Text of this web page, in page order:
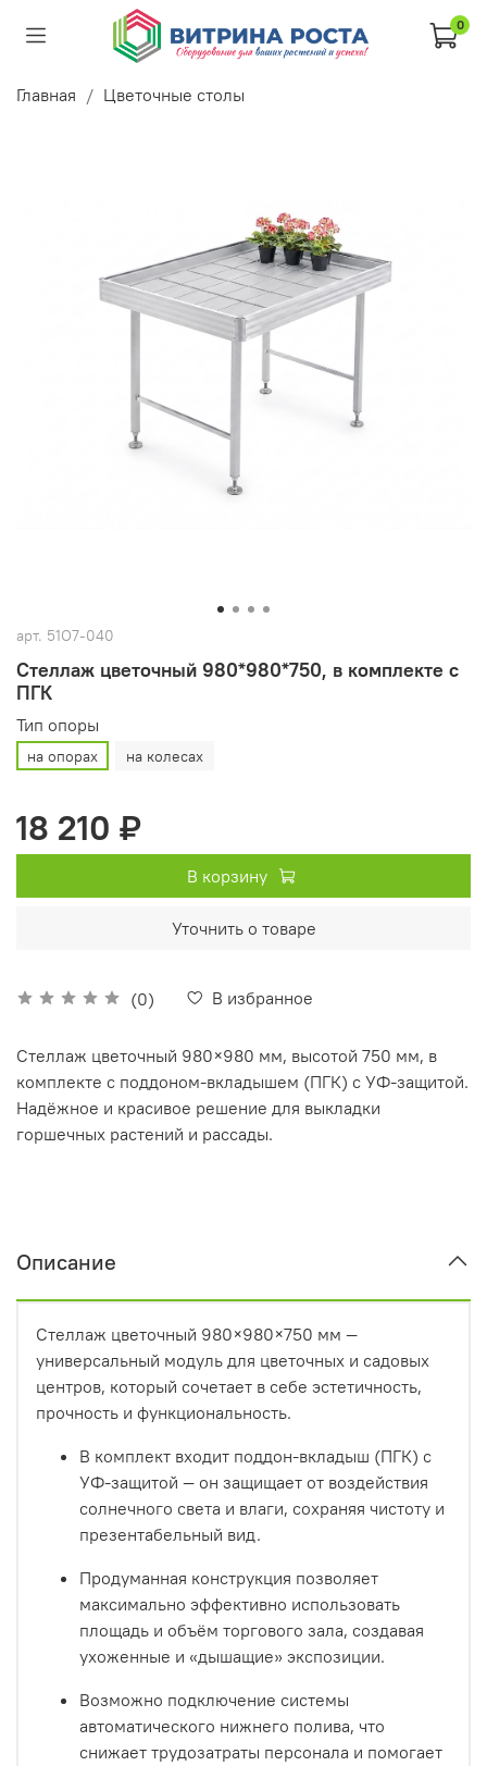
0
Главная Цветочные столы
арт. 51О7-040
Стеллаж цветочный 980*980*750, в комплекте с
ПГК
(0) В избранное
Тип опоры
на опорах на колесах
18 210 ₽
В корзину
Уточнить о товаре
Стеллаж цветочный 980×980 мм, высотой 750 мм, в
комплекте с поддоном-вкладышем (ПГК) с УФ-защитой.
Надёжное и красивое решение для выкладки
горшечных растений и рассады.
Описание
Стеллаж цветочный 980×980×750 мм —
универсальный модуль для цветочных и садовых
центров, который сочетает в себе эстетичность,
прочность и функциональность.
В комплект входит поддон-вкладыш (ПГК) с
УФ-защитой — он защищает от воздействия
солнечного света и влаги, сохраняя чистоту и
презентабельный вид.
Продуманная конструкция позволяет
максимально эффективно использовать
площадь и объём торгового зала, создавая
ухоженные и «дышащие» экспозиции.
Возможно подключение системы
автоматического нижнего полива, что
снижает трудозатраты персонала и помогает